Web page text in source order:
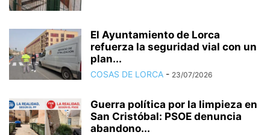
El Ayuntamiento de Lorca
refuerza la seguridad vial con un
plan...
COSAS DE LORCA - 23/07/2026
Guerra política por la limpieza en
San Cristóbal: PSOE denuncia
abandono...